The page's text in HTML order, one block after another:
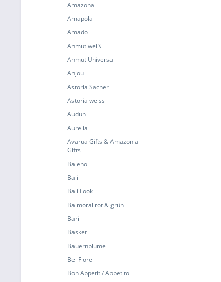
Amazona
Amapola
Amado
Anmut weiß
Anmut Universal
Anjou
Astoria Sacher
Astoria weiss
Audun
Aurelia
Avarua Gifts & Amazonia
Gifts
Baleno
Bali
Bali Look
Balmoral rot & grün
Bari
Basket
Bauernblume
Bel Fiore
Bon Appetit / Appetito